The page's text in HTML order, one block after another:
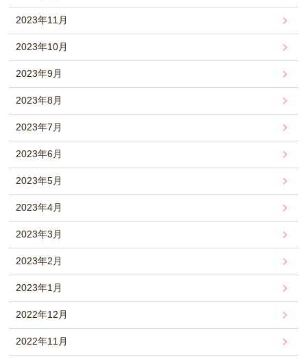
2023年11月
2023年10月
2023年9月
2023年8月
2023年7月
2023年6月
2023年5月
2023年4月
2023年3月
2023年2月
2023年1月
2022年12月
2022年11月